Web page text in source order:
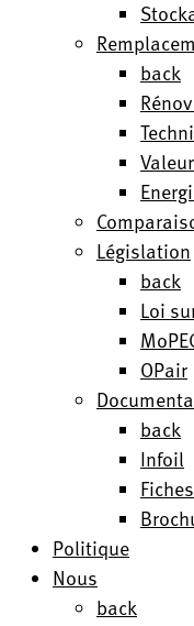
back
Législation
back
Loi
OPair
back
Infoil
Politique
Nous
back